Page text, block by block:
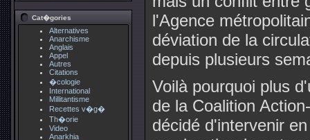
Cat�gories
Alternatives
Anarchisme
Anglais
Appel
Autres
Citations
�cologie
International
Millitantisme
Recettes v�g�
Th�orie
Video
Anarkhia
l'Agence
déviation de la
depuis plusieurs
Voilà pourquoi plus
de la Coalition
décidé d'intervenir